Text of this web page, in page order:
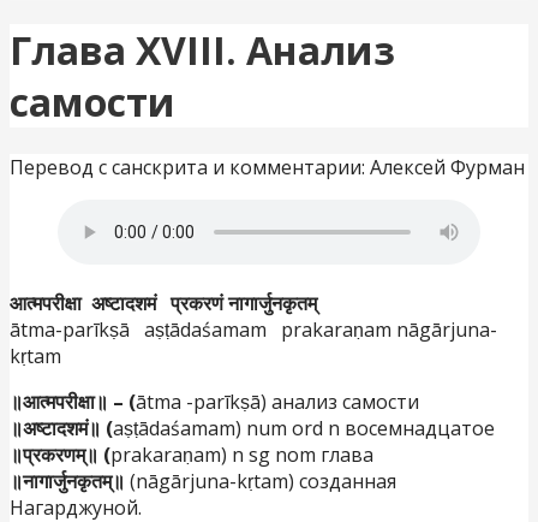
Глава XVIII. Анализ
самости
Перевод с санскрита и комментарии: Алексей Фурман
आत्मपरीक्षा अष्टादशमं प्रकरणं नागार्जुनकृतम्
ātma-parīkṣā aṣṭādaśamam prakaraṇam nāgārjuna-
kṛtam
॥आत्मपरीक्षा॥ – (ātma -parīkṣā) анализ самости
॥अष्टादशमं॥ (aṣṭādaśamam) num ord n восемнадцатое
॥प्रकरणम्॥ (prakaraṇam) n sg nom глава
॥नागार्जुनकृतम्॥ (nāgārjuna-kṛtam) созданная
Нагарджуной.